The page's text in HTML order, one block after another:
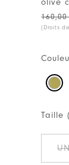
olive
160,00
(Droits
Taille
UN